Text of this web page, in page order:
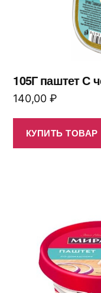
105Г паштет С
140,00 ₽
КУПИТЬ ТОВАР